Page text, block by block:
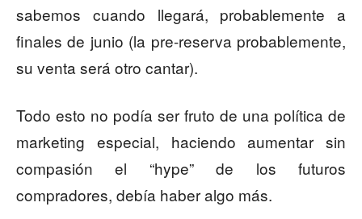
sabemos cuando llegará, probablemente a
finales de junio (la pre-reserva probablemente,
su venta será otro cantar).
Todo esto no podía ser fruto de una política de
marketing especial, haciendo aumentar sin
compasión el “hype” de los futuros
compradores, debía haber algo más.